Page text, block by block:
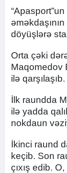
döyüşlərə
Orta çəki
Maqomedov
ilə qarşılaşıb.
İlk raundda
ilə yadda
nokdaun
İkinci raund
keçib. Son
çıxış edib.